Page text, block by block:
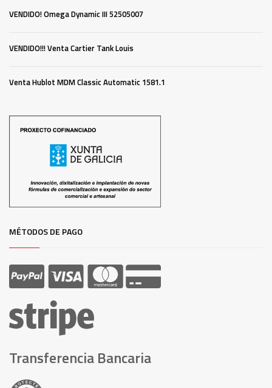
VENDIDO! Omega Dynamic III 52505007
VENDIDO!!! Venta Cartier Tank Louis
Venta Hublot MDM Classic Automatic 1581.1
MÉTODOS DE PAGO
Transferencia Bancaria